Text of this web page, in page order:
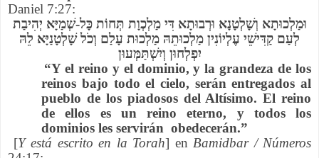
Daniel 7:27:
וּמַלְכוּתָא וְשָׁלְטָנָא וּרְבוּתָא דִּי מַלְכְוָת תְּחוֹת כָּל-שְׁמַיָּא יְהִיבַת
לְעַם קַדִּישֵׁי עֶלְיוֹנִין מַלְכוּתֵהּ מַלְכוּת עָלַם וְכֹל שָׁלְטָנַיָּא לֵהּ
יִפְלְחוּן וְיִשְׁתַּמְּעוּן
“Y el reino y el dominio, y la grandeza de los
reinos bajo todo el cielo, serán entregados al
pueblo de los piadosos del Altísimo. El reino
de ellos es un reino eterno, y todos los
dominios les servirán obedecerán.”
[Y está escrito en la Torah] en Bamidbar / Números